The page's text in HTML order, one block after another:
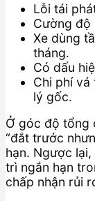
Lỗi tái
Cường độ
Xe dùng
tháng.
Có dấu
Chi phí
lý gốc.
Ở góc độ tổng
“đắt trước
hạn. Ngược
trì ngắn hạn
chấp nhận rủi